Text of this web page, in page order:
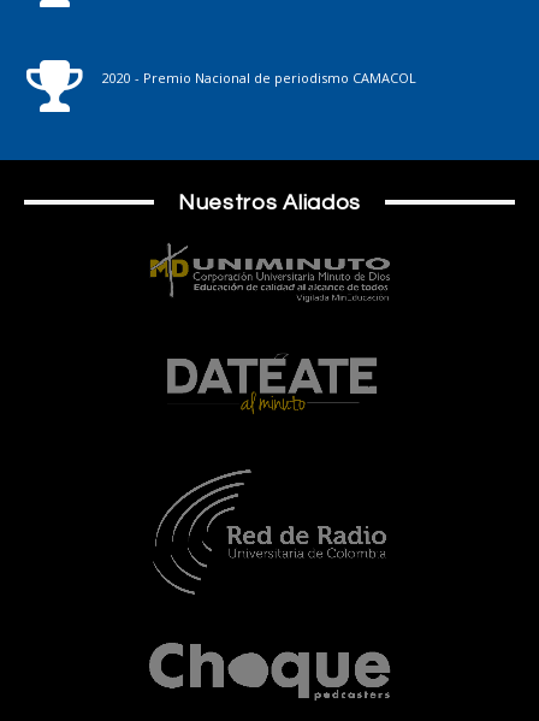
2020 - Premio Nacional de periodismo CAMACOL
Nuestros Aliados